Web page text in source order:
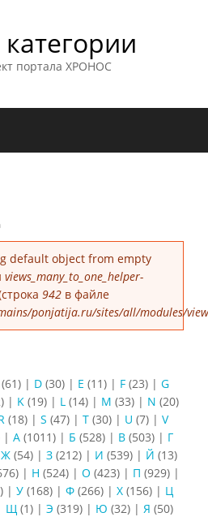
портала ХРОНОС
ошибке
default object from empty
views_many_to_one_helper-
942 в файле
ponjatija.ru/sites/all/modules/
(61) | D (30) | E (11) | F (23) | G
| K (19) | L (14) | M (33) | N (20)
(18) | S (47) | T (30) | U (7) | V
| А (1011) | Б (528) | В (503) | Г
Ж (54) | З (212) | И (539) | Й (13)
| Н (524) | О (423) | П (929) |
| У (168) | Ф (266) | Х (156) | Ц
Щ (1) | Э (319) | Ю (32) | Я (50)